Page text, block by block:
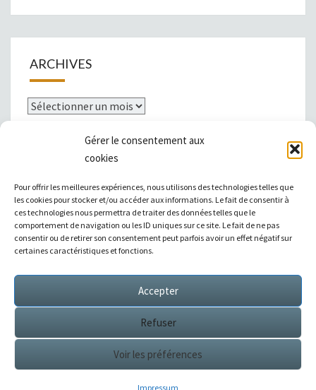
Gérer le consentement aux
cookies
Pour offrir les meilleures expériences, nous utilisons des technologies telles que
les cookies pour stocker et/ou accéder aux informations. Le fait de consentir à
ces technologies nous permettra de traiter des données telles que le
comportement de navigation ou les ID uniques sur ce site. Le fait de ne pas
consentir ou de retirer son consentement peut parfois avoir un effet négatif sur
certaines caractéristiques et fonctions.
Accepter
Refuser
Voir les préférences
Impressum
ARCHIVES
Archives
|Témoignages| Annuaire de liens|
Sitemap XML
© 2026 Éditions Succès / Switzerland : tous droits
réservés